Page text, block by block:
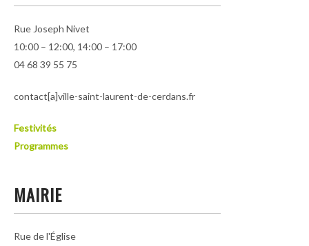
Rue Joseph Nivet
10:00 – 12:00, 14:00 – 17:00
04 68 39 55 75
contact[a]ville-saint-laurent-de-cerdans.fr
Festivités
Programmes
MAIRIE
Rue de l'Église